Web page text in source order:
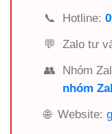
📞
Hotline:
💬
Zalo tư
👥
Nhóm
nhóm
🌐 Website: